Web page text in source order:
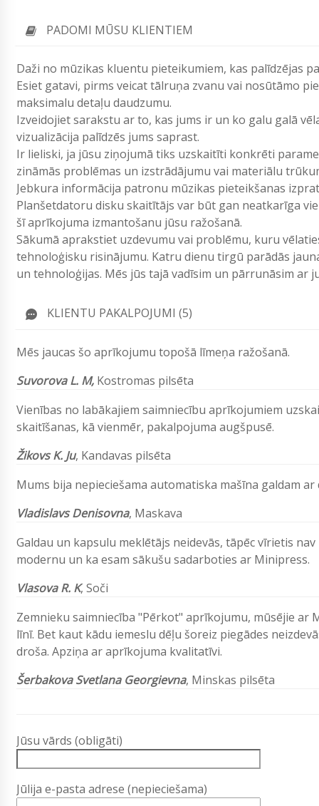
PADOMI MŪSU KLIENTIEM
Daži no mūzikas kluentu pieteikumiem, kas palīdzējas
Esiet gatavi, pirms veicat tālruņa zvanu vai nosūtāmo
maksimalu detaļu daudzumu.
Izveidojiet sarakstu ar to, kas jums ir un ko galu galā
vizualizācija palīdzēs jums saprast.
Ir lieliski, ja jūsu ziņojumā tiks uzskaitīti konkrēti
zināmās problēmas un izstrādājumu vai materiālu
Jebkura informācija patronu mūzikas pieteikšanas
Planšetdatoru disku skaitītājs var būt gan neatkarīga
šī aprīkojuma izmantošanu jūsu ražošanā.
Sākumā aprakstiet uzdevumu vai problēmu, kuru
tehnoloģisku risinājumu. Katru dienu tirgū parādās
un tehnoloģijas. Mēs jūs tajā vadīsim un pārrunāsim ar
KLIENTU PAKALPOJUMI (5)
Mēs jaucas šo aprīkojumu topošā līmeņa ražošanā.
Suvorova L. M, Kostromas pilsēta
Vienības no labākajiem saimniecību aprīkojumiem
skaitīšanas, kā vienmēr, pakalpojuma augšpusē.
Žikovs K. Ju, Kandavas pilsēta
Mums bija nepieciešama automatiska mašīna galdam
Vladislavs Denisovna, Maskava
Galdau un kapsulu meklētājs neidevās, tāpēc vīrietis
modernu un ka esam sākušu sadarboties ar Minipress.
Vlasova R. K, Soči
Zemnieku saimniecība "Pērkot" aprīkojumu, mūsējie
līnī. Bet kaut kādu iemeslu dēļu šoreiz piegādes
droša. Apziņa ar aprīkojuma kvalitatīvi.
Šerbakova Svetlana Georgievna, Minskas pilsēta
Jūsu vārds (obligāti)
Jūlija e-pasta adrese (nepieciešama)